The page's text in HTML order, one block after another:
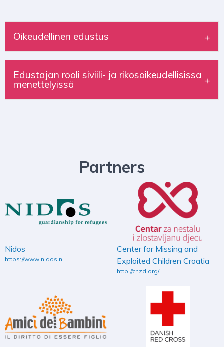
Oikeudellinen edustus
Edustajan rooli siviili- ja rikosoikeudellisissa
menettelyissä
Partners
Nidos
https://www.nidos.nl
Center for Missing and
Exploited Children Croatia
http://cnzd.org/